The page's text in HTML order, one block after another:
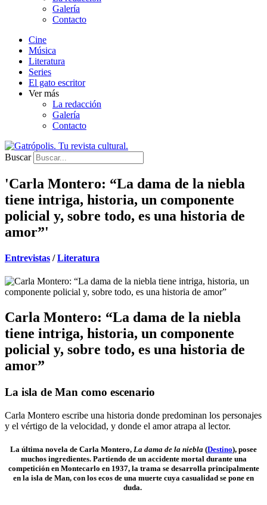
Galería
Contacto
Cine
Música
Literatura
Series
El gato escritor
Ver más
La redacción
Galería
Contacto
Buscar
'Carla Montero: “La dama de la niebla
tiene intriga, historia, un componente
policial y, sobre todo, es una historia de
amor”'
Entrevistas /Literatura
Carla Montero: “La dama de la niebla
tiene intriga, historia, un componente
policial y, sobre todo, es una historia de
amor”
La isla de Man como escenario
Carla Montero escribe una historia donde predominan los personajes
y el vértigo de la velocidad, y donde el amor atrapa al lector.
La última novela de Carla Montero, La dama de la niebla (Destino), posee
muchos ingredientes. Partiendo de un accidente mortal durante una
competición en Montecarlo en 1937, la trama se desarrolla principalmente
en la isla de Man, con los ecos de una muerte cuya casualidad se pone en
duda.